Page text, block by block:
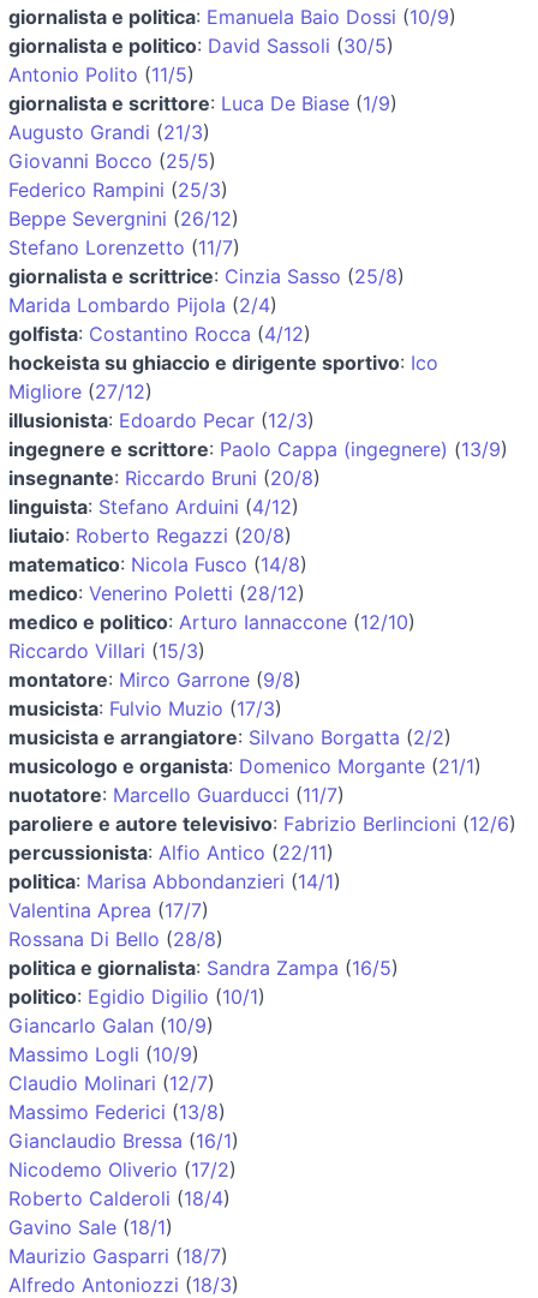
giornalista e politica: Emanuela Baio Dossi (10/9)
giornalista e politico: David Sassoli (30/5)
Antonio Polito (11/5)
giornalista e scrittore: Luca De Biase (1/9)
Augusto Grandi (21/3)
Giovanni Bocco (25/5)
Federico Rampini (25/3)
Beppe Severgnini (26/12)
Stefano Lorenzetto (11/7)
giornalista e scrittrice: Cinzia Sasso (25/8)
Marida Lombardo Pijola (2/4)
golfista: Costantino Rocca (4/12)
hockeista su ghiaccio e dirigente sportivo: Ico
Migliore (27/12)
illusionista: Edoardo Pecar (12/3)
ingegnere e scrittore: Paolo Cappa (ingegnere) (13/9)
insegnante: Riccardo Bruni (20/8)
linguista: Stefano Arduini (4/12)
liutaio: Roberto Regazzi (20/8)
matematico: Nicola Fusco (14/8)
medico: Venerino Poletti (28/12)
medico e politico: Arturo Iannaccone (12/10)
Riccardo Villari (15/3)
montatore: Mirco Garrone (9/8)
musicista: Fulvio Muzio (17/3)
musicista e arrangiatore: Silvano Borgatta (2/2)
musicologo e organista: Domenico Morgante (21/1)
nuotatore: Marcello Guarducci (11/7)
paroliere e autore televisivo: Fabrizio Berlincioni (12/6)
percussionista: Alfio Antico (22/11)
politica: Marisa Abbondanzieri (14/1)
Valentina Aprea (17/7)
Rossana Di Bello (28/8)
politica e giornalista: Sandra Zampa (16/5)
politico: Egidio Digilio (10/1)
Giancarlo Galan (10/9)
Massimo Logli (10/9)
Claudio Molinari (12/7)
Massimo Federici (13/8)
Gianclaudio Bressa (16/1)
Nicodemo Oliverio (17/2)
Roberto Calderoli (18/4)
Gavino Sale (18/1)
Maurizio Gasparri (18/7)
Alfredo Antoniozzi (18/3)